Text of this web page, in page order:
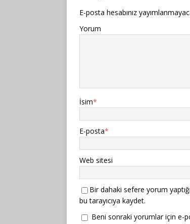
E-posta hesabınız
Yorum
İsim*
E-posta*
Web sitesi
Bir dahaki sefere yorum
bu tarayıcıya kaydet.
Beni sonraki yorumlar için e-